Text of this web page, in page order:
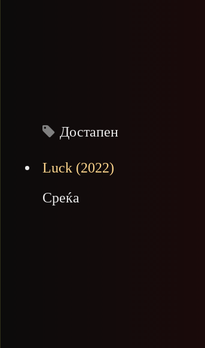
Достапен
Luck (2022)
Среќа